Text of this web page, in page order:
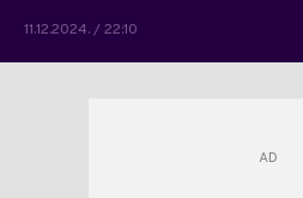
11.12.2024. / 22:10